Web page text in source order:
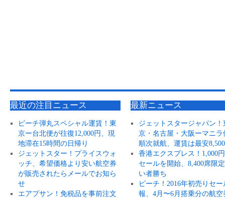
最近の注目ニュース
ピーチ弾丸スペシャル運賃！東
京ー台北便が往復12,000円、現
地滞在15時間の日帰り
ジェットスター！プライスウォ
ッチ、希望価格より安い航空券
が販売されたらメールでお知ら
せ
エアプサン！免税品を事前注文
最新ニュース
ジェットスタージャパン！
京・名古屋・大阪ーマニラ
順次就航、運賃は最安
香港エクスプレス！1,000
セールを開始、8,400席限
い者勝ち
ピーチ！2016年初売りセー
報、4月〜6月搭乗分の航空